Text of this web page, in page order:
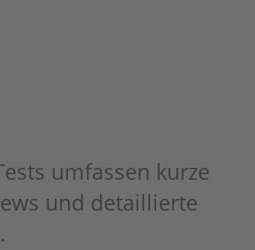
umfassen kurze
und detaillierte